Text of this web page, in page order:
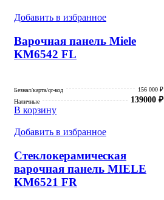
Добавить в избранное
Варочная панель Miele
KM6542 FL
Безнал/карта/qr-код
156 000 ₽
Наличные
139000 ₽
В корзину
Добавить в избранное
Стеклокерамическая
варочная панель MIELE
KM6521 FR